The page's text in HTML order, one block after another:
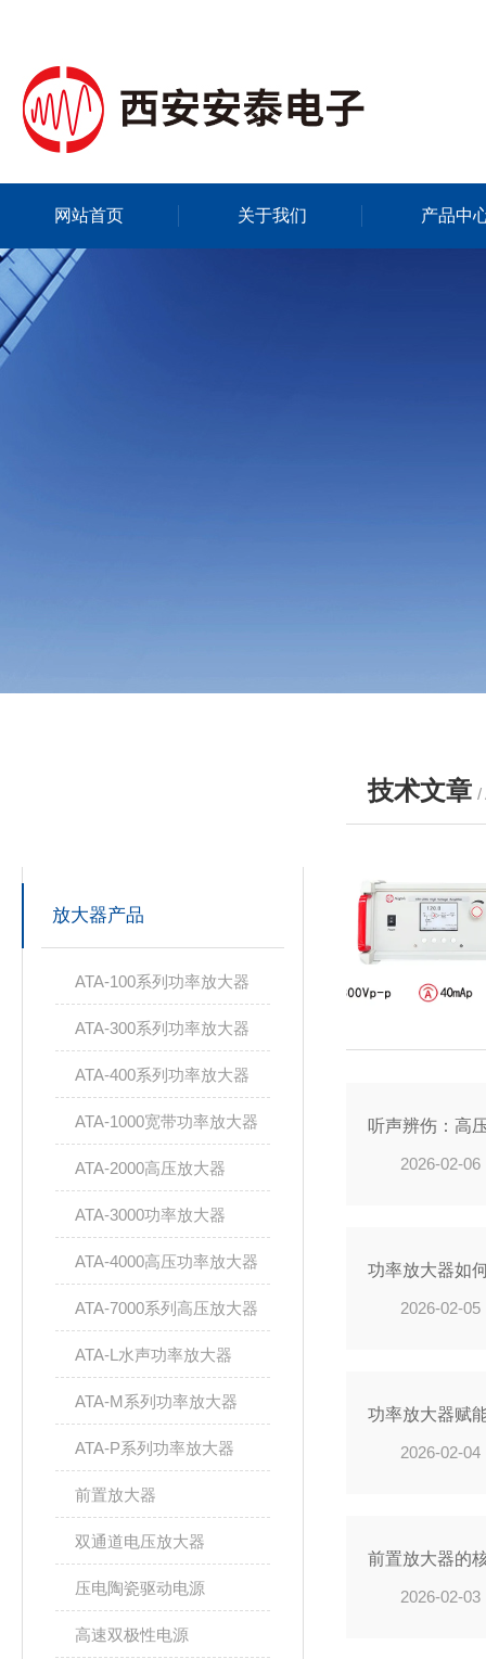
网站首页 关于我们 产品中
放大器产品
ATA-100系列功率放大器
ATA-300系列功率放大器
ATA-400系列功率放大器
ATA-1000宽带功率放大器
ATA-2000高压放大器
ATA-3000功率放大器
ATA-4000高压功率放大器
ATA-7000系列高压放大器
ATA-L水声功率放大器
ATA-M系列功率放大器
ATA-P系列功率放大器
前置放大器
双通道电压放大器
压电陶瓷驱动电源
高速双极性电源
技术文章 /
听声辨伤：高
2026-02-06
功率放大器如
2026-02-05
功率放大器赋
2026-02-04
前置放大器的
2026-02-03